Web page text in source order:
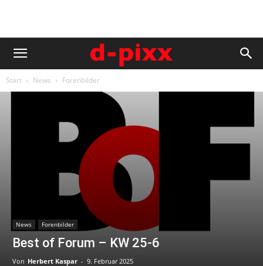
Start News Forenbilder
News Forenbilder
Best of Forum – KW 25-6
Von Herbert Kaspar - 9. Februar 2025